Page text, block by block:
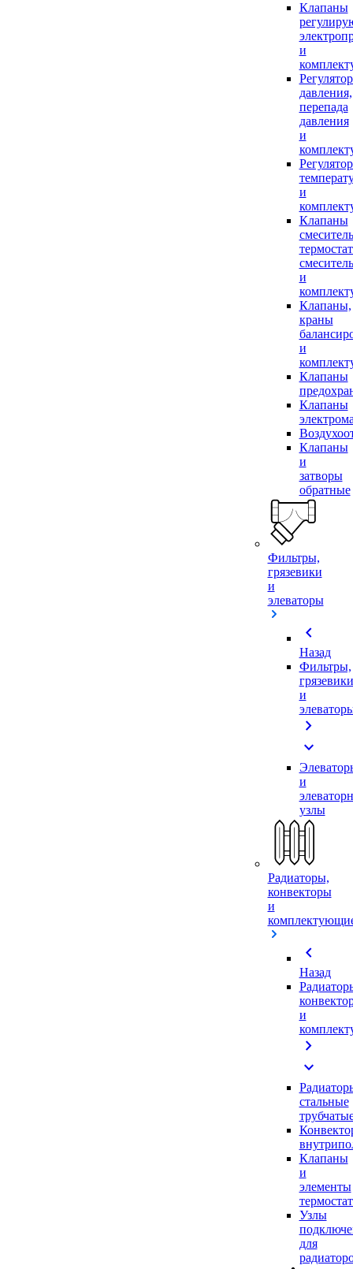
Клапаны
и
давления,
перепада
давления
и
и
Клапаны
и
Клапаны,
краны
и
Клапаны
Клапаны
Клапаны
и
затворы
обратные
Фильтры,
грязевики
и
элеваторы
chevron_left
Назад
Фильтры,
грязевики
и
chevron_right
expand_more
и
узлы
Радиаторы,
конвекторы
и
chevron_left
Назад
и
chevron_right
expand_more
стальные
Клапаны
и
элементы
Узлы
для